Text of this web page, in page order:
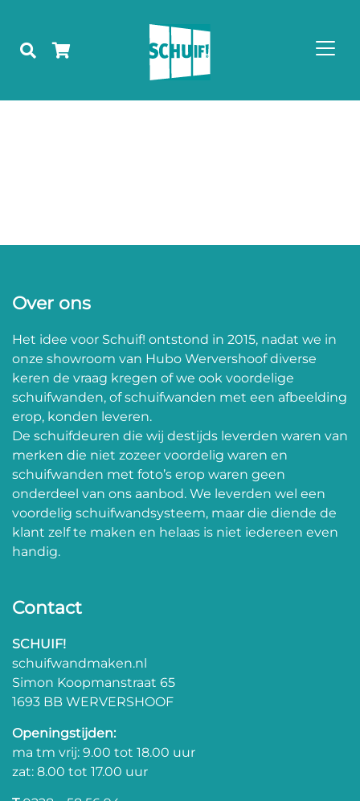
Over ons
Het idee voor Schuif! ontstond in 2015, nadat we in
onze showroom van Hubo Wervershoof diverse
keren de vraag kregen of we ook voordelige
schuifwanden, of schuifwanden met een afbeelding
erop, konden leveren.
De schuifdeuren die wij destijds leverden waren van
merken die niet zozeer voordelig waren en
schuifwanden met foto’s erop waren geen
onderdeel van ons aanbod. We leverden wel een
voordelig schuifwandsysteem, maar die diende de
klant zelf te maken en helaas is niet iedereen even
handig.
Contact
SCHUIF!
schuifwandmaken.nl
Simon Koopmanstraat 65
1693 BB WERVERSHOOF
Openingstijden:
ma tm vrij: 9.00 tot 18.00 uur
zat: 8.00 tot 17.00 uur